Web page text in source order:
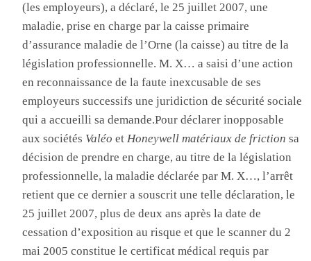
(les employeurs), a déclaré, le 25 juillet 2007, une
maladie, prise en charge par la caisse primaire
d’assurance maladie de l’Orne (la caisse) au titre de la
législation professionnelle. M. X… a saisi d’une action
en reconnaissance de la faute inexcusable de ses
employeurs successifs une juridiction de sécurité sociale
qui a accueilli sa demande.Pour déclarer inopposable
aux sociétés ValéoetHoneywell matériaux de friction sa
décision de prendre en charge, au titre de la législation
professionnelle, la maladie déclarée par M. X…, l’arrêt
retient que ce dernier a souscrit une telle déclaration, le
25 juillet 2007, plus de deux ans après la date de
cessation d’exposition au risque et que le scanner du 2
mai 2005 constitue le certificat médical requis par